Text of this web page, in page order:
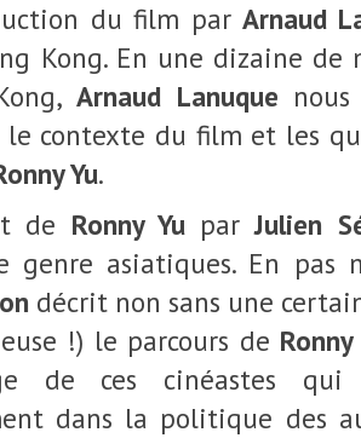
du film par Arnaud
Kong. En une dizaine de
Arnaud Lanuque
contexte du film et les
Yu.
de Ronny YuparJulien
genre asiatiques. En pas
décrit non sans une
!) le parcours de Ronny
de ces cinéastes qui
dans la politique des